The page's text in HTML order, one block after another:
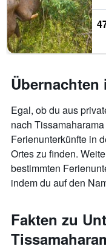
Übernachten
Egal, ob du aus
nach
Ferienunterkünfte in
Ortes zu finden.
bestimmten
indem du auf den
Fakten zu